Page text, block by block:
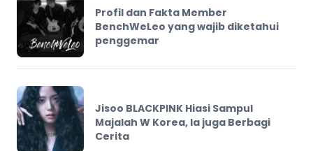
Profil dan Fakta Member
BenchWeLeo yang wajib diketahui
penggemar
Jisoo BLACKPINK Hiasi Sampul
Majalah W Korea, Ia juga Berbagi
Cerita